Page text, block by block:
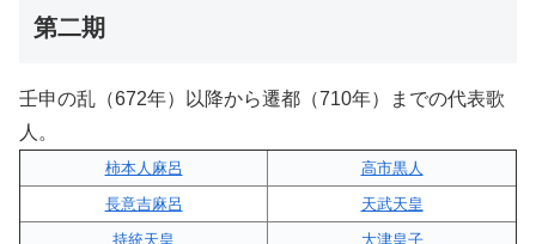
第二期
壬申の乱（672年）以降から遷都（710年）までの代表歌
人。
柿本人麻呂
高市黒人
長意吉麻呂
天武天皇
持統天皇
大津皇子